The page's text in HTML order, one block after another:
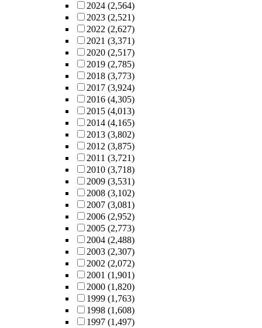
2024 (2,564)
2023 (2,521)
2022 (2,627)
2021 (3,371)
2020 (2,517)
2019 (2,785)
2018 (3,773)
2017 (3,924)
2016 (4,305)
2015 (4,013)
2014 (4,165)
2013 (3,802)
2012 (3,875)
2011 (3,721)
2010 (3,718)
2009 (3,531)
2008 (3,102)
2007 (3,081)
2006 (2,952)
2005 (2,773)
2004 (2,488)
2003 (2,307)
2002 (2,072)
2001 (1,901)
2000 (1,820)
1999 (1,763)
1998 (1,608)
1997 (1,497)